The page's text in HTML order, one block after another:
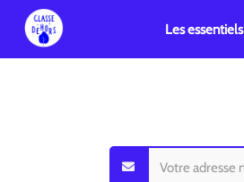
Les essentiels